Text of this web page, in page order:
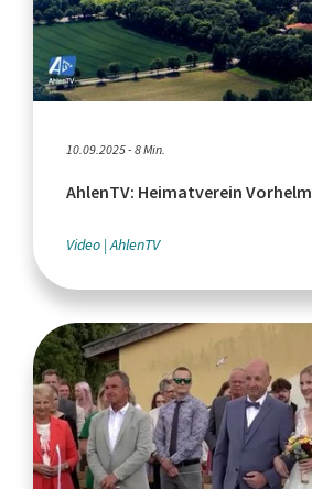
10.09.2025 - 8 Min.
AhlenTV: Heimatverein Vorhelm
Video AhlenTV